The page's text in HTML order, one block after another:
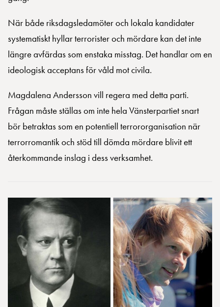
När både riksdagsledamöter och lokala kandidater
systematiskt hyllar terrorister och mördare kan det inte
längre avfärdas som enstaka misstag. Det handlar om en
ideologisk acceptans för våld mot civila.
Magdalena Andersson vill regera med detta parti.
Frågan måste ställas om inte hela Vänsterpartiet snart
bör betraktas som en potentiell terrororganisation när
terrorromantik och stöd till dömda mördare blivit ett
återkommande inslag i dess verksamhet.